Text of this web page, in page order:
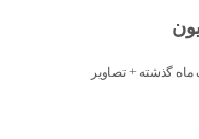
ماه گذشته + تصاویر